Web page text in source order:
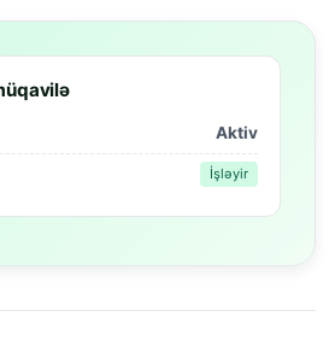
Aktiv
İşləyir